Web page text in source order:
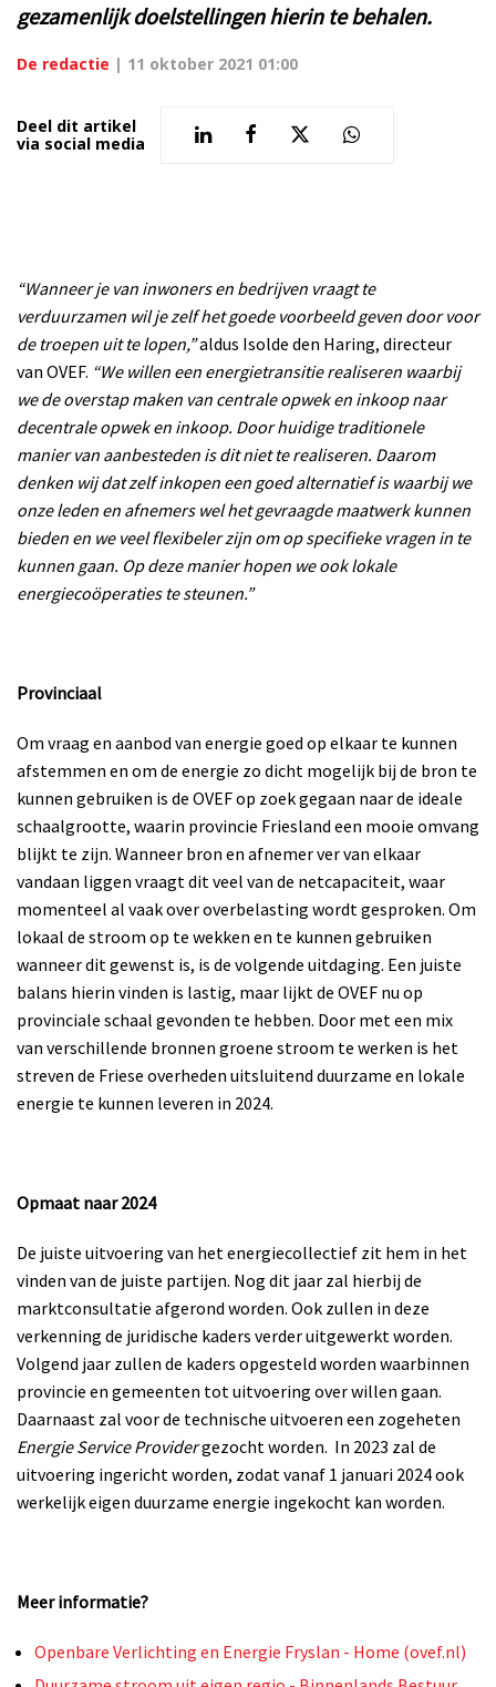
gezamenlijk doelstellingen hierin te behalen.
De redactie | 11 oktober 2021 01:00
Deel dit artikel
via social media
“Wanneer je van inwoners en bedrijven vraagt te
verduurzamen wil je zelf het goede voorbeeld geven door voor
de troepen uit te lopen,”aldus Isolde den Haring, directeur
van OVEF. “We willen een energietransitie realiseren waarbij
we de overstap maken van centrale opwek en inkoop naar
decentrale opwek en inkoop. Door huidige traditionele
manier van aanbesteden is dit niet te realiseren. Daarom
denken wij dat zelf inkopen een goed alternatief is waarbij we
onze leden en afnemers wel het gevraagde maatwerk kunnen
bieden en we veel flexibeler zijn om op specifieke vragen in te
kunnen gaan. Op deze manier hopen we ook lokale
energiecoöperaties te steunen.”
Provinciaal
Om vraag en aanbod van energie goed op elkaar te kunnen
afstemmen en om de energie zo dicht mogelijk bij de bron te
kunnen gebruiken is de OVEF op zoek gegaan naar de ideale
schaalgrootte, waarin provincie Friesland een mooie omvang
blijkt te zijn. Wanneer bron en afnemer ver van elkaar
vandaan liggen vraagt dit veel van de netcapaciteit, waar
momenteel al vaak over overbelasting wordt gesproken. Om
lokaal de stroom op te wekken en te kunnen gebruiken
wanneer dit gewenst is, is de volgende uitdaging. Een juiste
balans hierin vinden is lastig, maar lijkt de OVEF nu op
provinciale schaal gevonden te hebben. Door met een mix
van verschillende bronnen groene stroom te werken is het
streven de Friese overheden uitsluitend duurzame en lokale
energie te kunnen leveren in 2024.
Opmaat naar 2024
De juiste uitvoering van het energiecollectief zit hem in het
vinden van de juiste partijen. Nog dit jaar zal hierbij de
marktconsultatie afgerond worden. Ook zullen in deze
verkenning de juridische kaders verder uitgewerkt worden.
Volgend jaar zullen de kaders opgesteld worden waarbinnen
provincie en gemeenten tot uitvoering over willen gaan.
Daarnaast zal voor de technische uitvoeren een zogeheten
Energie Service Providergezocht worden. In 2023 zal de
uitvoering ingericht worden, zodat vanaf 1 januari 2024 ook
werkelijk eigen duurzame energie ingekocht kan worden.
Meer informatie?
Openbare Verlichting en Energie Fryslan - Home (ovef.nl)